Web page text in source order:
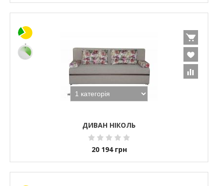
ДИВАН НІКОЛЬ
20 194 грн